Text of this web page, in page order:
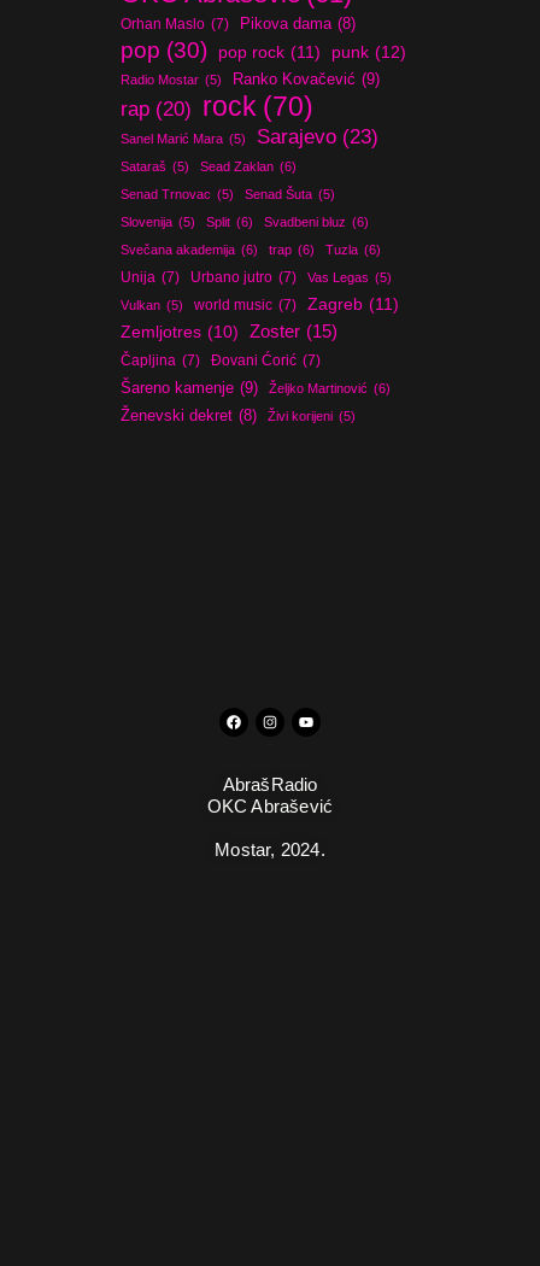
Orhan Maslo (7) Pikova dama (8)
pop (30) pop rock (11) punk (12)
Radio Mostar (5) Ranko Kovačević (9)
rap (20) rock (70)
Sanel Marić Mara (5) Sarajevo (23)
Sataraš (5) Sead Zaklan (6)
Senad Trnovac (5) Senad Šuta (5)
Slovenija (5) Split (6) Svadbeni bluz (6)
Svečana akademija (6) trap (6) Tuzla (6)
Unija (7) Urbano jutro (7) Vas Legas (5)
Vulkan (5) world music (7) Zagreb (11)
Zemljotres (10) Zoster (15)
Čapljina (7) Đovani Ćorić (7)
Šareno kamenje (9) Željko Martinović (6)
Ženevski dekret (8) Živi korijeni (5)
AbrašRadio
OKC Abrašević
Mostar, 2024.